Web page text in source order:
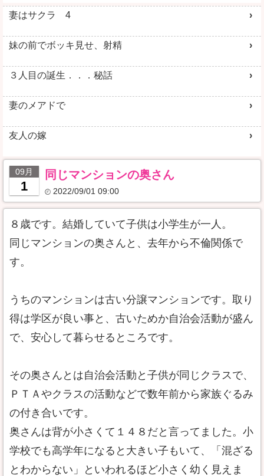
妻はサクラ 4
妹の前でボッキ見せ、射精
３人目の誕生．．．秘話
妻のメアドで
友人の嫁
09月
1
同じマンションの奥さん
2022/09/01 09:00
８歳です。結婚していて子供は小学生が一人。
同じマンションの奥さんと、去年から不倫関係で
す。
うちのマンションは古い分譲マンションです。取り
得は学区が良い事と、古いためか自治会活動が盛ん
で、安心して暮らせるところです。
その奥さんとは自治会活動と子供が同じクラスで、
ＰＴＡやクラスの活動などで数年前から家族ぐるみ
の付き合いです。
奥さんは背が小さくて１４８だと言ってました。小
学校でも高学年になると大きい子もいて、「混ざる
とわからない」といわれるほど小さく幼く見えま